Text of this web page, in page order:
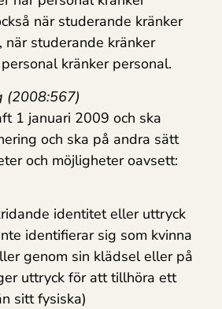
när studerande kränker
när studerande kränker
kränker personal.
(2008:567)
1 januari 2009 och ska
och ska på andra sätt
och möjligheter oavsett:
identitet eller uttryck
identifierar sig som kvinna
genom sin klädsel eller på
uttryck för att tillhöra ett
sitt fysiska)